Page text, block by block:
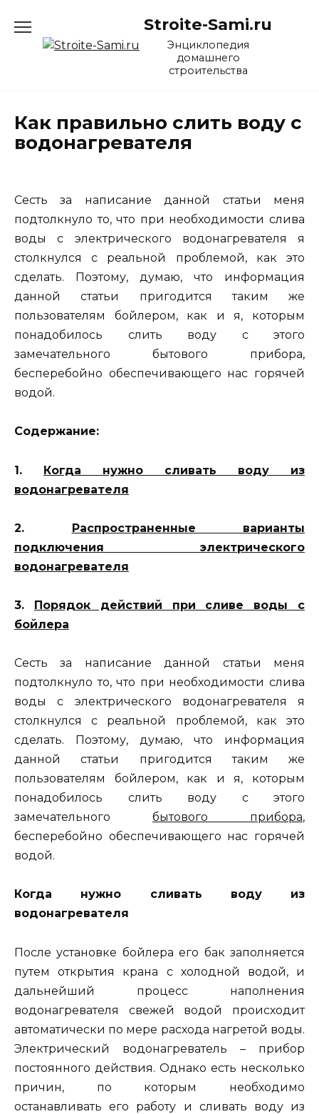
содержанию
Stroite-Sami.ru
Энциклопедия
домашнего
строительства
Как правильно слить воду с
водонагревателя
Сесть за написание данной статьи меня
подтолкнуло то, что при необходимости слива
воды с электрического водонагревателя я
столкнулся с реальной проблемой, как это
сделать. Поэтому, думаю, что информация
данной статьи пригодится таким же
пользователям бойлером, как и я, которым
понадобилось слить воду с этого
замечательного бытового прибора,
бесперебойно обеспечивающего нас горячей
водой.
Содержание:
1. Когда нужно сливать воду из
водонагревателя
2. Распространенные варианты
подключения электрического
водонагревателя
3. Порядок действий при сливе воды с
бойлера
Сесть за написание данной статьи меня
подтолкнуло то, что при необходимости слива
воды с электрического водонагревателя я
столкнулся с реальной проблемой, как это
сделать. Поэтому, думаю, что информация
данной статьи пригодится таким же
пользователям бойлером, как и я, которым
понадобилось слить воду с этого
замечательного бытового прибора,
бесперебойно обеспечивающего нас горячей
водой.
Когда нужно сливать воду из
водонагревателя
После установке бойлера его бак заполняется
путем открытия крана с холодной водой, и
дальнейший процесс наполнения
водонагревателя свежей водой происходит
автоматически по мере расхода нагретой воды.
Электрический водонагреватель – прибор
постоянного действия. Однако есть несколько
причин, по которым необходимо
останавливать его работу и сливать воду из